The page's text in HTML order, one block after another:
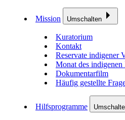
Mission Umschalten
Kuratorium
Kontakt
Reservate indigener
Monat des
Dokumentarfilm
Häufig gestellte
Hilfsprogramme